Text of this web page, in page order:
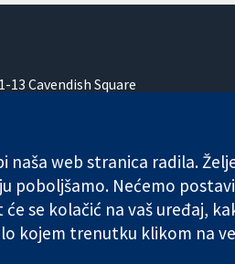
13 Cavendish Square
0AN
by guarantee (no. 03044323)
naša web stranica radila.
poboljšamo. Nećemo
se kolačić na vaš uređaj,
kojem trenutku klikom na